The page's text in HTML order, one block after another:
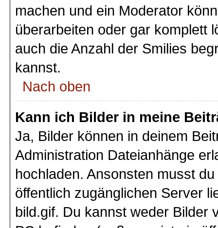
machen und ein Moderator
überarbeiten oder gar komplett
auch die Anzahl der Smilies
kannst.
Nach oben
Kann ich Bilder in meine
Ja, Bilder können in deinem
Administration Dateianhänge
hochladen. Ansonsten musst
öffentlich zugänglichen Server
bild.gif. Du kannst weder Bilder